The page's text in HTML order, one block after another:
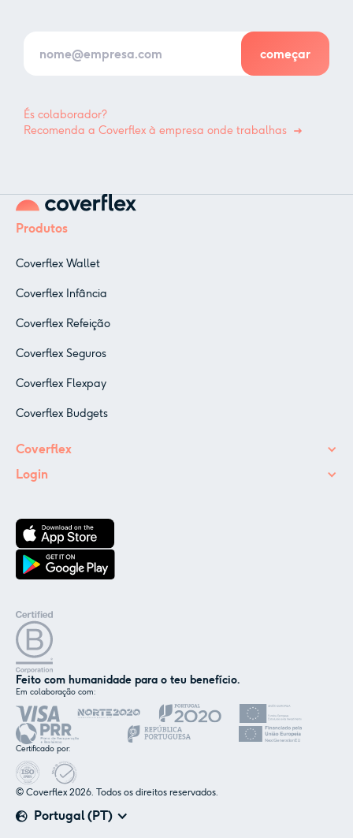
És colaborador?
Recomenda a Coverflex à empresa onde trabalhas
Produtos
Coverflex Wallet
Coverflex Infância
Coverflex Refeição
Coverflex Seguros
Coverflex Flexpay
Coverflex Budgets
Coverflex
Login
Feito com humanidade para o teu benefício.
Em colaboração com:
Certificado por:
Portugal (PT)
© Coverflex 2026. Todos os direitos reservados.
Nós e os nossos parceiros usamos cookies ou
tecnologias semelhantes, conforme
mencionado na